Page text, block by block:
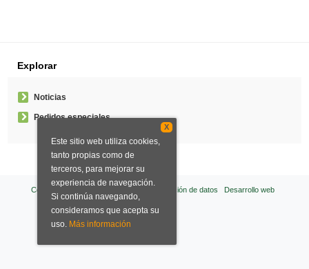
Explorar
Noticias
Pedidos especiales
Condiciones de venta Protección de datos Desarrollo web
X
Este sitio web utiliza cookies,
tanto propias como de
terceros, para mejorar su
experiencia de navegación.
Si continúa navegando,
consideramos que acepta su
uso. Más información